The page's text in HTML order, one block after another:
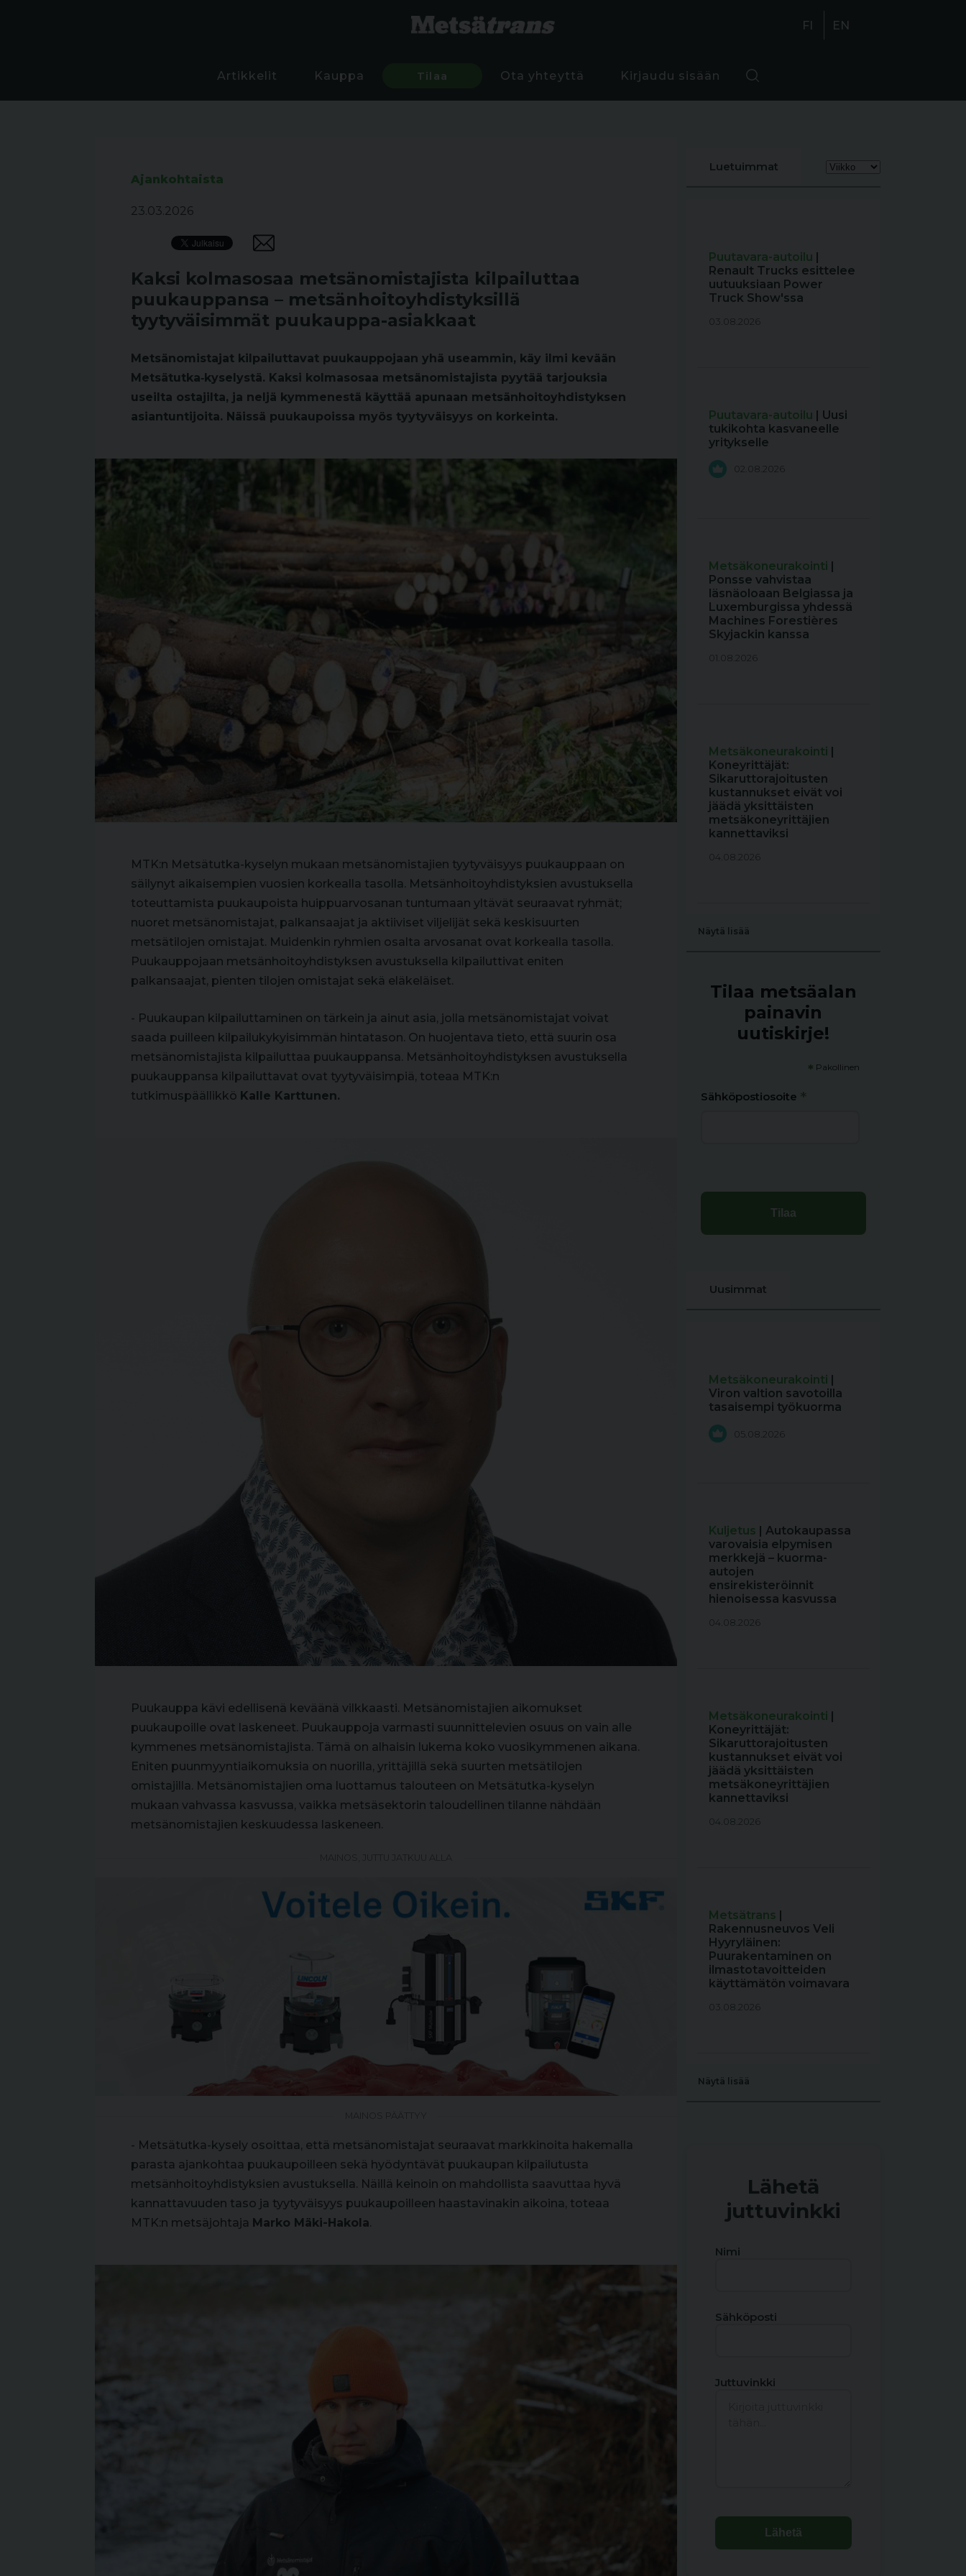
FI EN
Artikkelit Kauppa Tilaa Ota yhteyttä Kirjaudu sisään
Ajankohtaista
23.03.2026
Kaksi kolmasosaa metsänomistajista kilpailuttaa
puukauppansa – metsänhoitoyhdistyksillä
tyytyväisimmät puukauppa-asiakkaat
Metsänomistajat kilpailuttavat puukauppojaan yhä useammin, käy ilmi kevään
Metsätutka‑kyselystä. Kaksi kolmasosaa metsänomistajista pyytää tarjouksia
useilta ostajilta, ja neljä kymmenestä käyttää apunaan metsänhoitoyhdistyksen
asiantuntijoita. Näissä puukaupoissa myös tyytyväisyys on korkeinta.
MTK:n Metsätutka-kyselyn mukaan metsänomistajien tyytyväisyys puukauppaan on
säilynyt aikaisempien vuosien korkealla tasolla. Metsänhoitoyhdistyksien avustuksella
toteuttamista puukaupoista huippuarvosanan tuntumaan yltävät seuraavat ryhmät;
nuoret metsänomistajat, palkansaajat ja aktiiviset viljelijät sekä keskisuurten
metsätilojen omistajat. Muidenkin ryhmien osalta arvosanat ovat korkealla tasolla.
Puukauppojaan metsänhoitoyhdistyksen avustuksella kilpailuttivat eniten
palkansaajat, pienten tilojen omistajat sekä eläkeläiset.
- Puukaupan kilpailuttaminen on tärkein ja ainut asia, jolla metsänomistajat voivat
saada puilleen kilpailukykyisimmän hintatason. On huojentava tieto, että suurin osa
metsänomistajista kilpailuttaa puukauppansa. Metsänhoitoyhdistyksen avustuksella
puukauppansa kilpailuttavat ovat tyytyväisimpiä, toteaa MTK:n
tutkimuspäällikkö Kalle Karttunen.
Puukauppa kävi edellisenä keväänä vilkkaasti. Metsänomistajien aikomukset
puukaupoille ovat laskeneet. Puukauppoja varmasti suunnittelevien osuus on vain alle
kymmenes metsänomistajista. Tämä on alhaisin lukema koko vuosikymmenen aikana.
Eniten puunmyyntiaikomuksia on nuorilla, yrittäjillä sekä suurten metsätilojen
omistajilla. Metsänomistajien oma luottamus talouteen on Metsätutka-kyselyn
mukaan vahvassa kasvussa, vaikka metsäsektorin taloudellinen tilanne nähdään
metsänomistajien keskuudessa laskeneen.
- Metsätutka-kysely osoittaa, että metsänomistajat seuraavat markkinoita hakemalla
parasta ajankohtaa puukaupoilleen sekä hyödyntävät puukaupan kilpailutusta
metsänhoitoyhdistyksien avustuksella. Näillä keinoin on mahdollista saavuttaa hyvä
kannattavuuden taso ja tyytyväisyys puukaupoilleen haastavinakin aikoina, toteaa
MTK:n metsäjohtaja Marko Mäki-Hakola.
Luetuimmat
Puutavara-autoilu |
Renault Trucks esittelee
uutuuksiaan Power
Truck Show'ssa
03.08.2026
Puutavara-autoilu | Uusi
tukikohta kasvaneelle
yritykselle
02.08.2026
Metsäkoneurakointi |
Ponsse vahvistaa
läsnäoloaan Belgiassa ja
Luxemburgissa yhdessä
Machines Forestières
Skyjackin kanssa
01.08.2026
Metsäkoneurakointi |
Koneyrittäjät:
Sikaruttorajoitusten
kustannukset eivät voi
jäädä yksittäisten
metsäkoneyrittäjien
kannettaviksi
04.08.2026
Näytä lisää
Tilaa metsäalan
painavin
uutiskirje!
* Pakollinen
Sähköpostiosoite *
Uusimmat
Metsäkoneurakointi |
Viron valtion savotoilla
tasaisempi työkuorma
05.08.2026
Kuljetus | Autokaupassa
varovaisia elpymisen
merkkejä – kuorma-
autojen
ensirekisteröinnit
hienoisessa kasvussa
04.08.2026
Metsäkoneurakointi |
Koneyrittäjät:
Sikaruttorajoitusten
kustannukset eivät voi
jäädä yksittäisten
metsäkoneyrittäjien
kannettaviksi
04.08.2026
Metsätrans |
Rakennusneuvos Veli
Hyyryläinen:
Puurakentaminen on
ilmastotavoitteiden
käyttämätön voimavara
03.08.2026
Näytä lisää
Lähetä
juttuvinkki
Nimi
Sähköposti
Juttuvinkki
Lähetä